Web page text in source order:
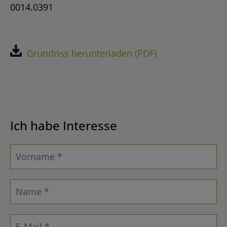
0014.0391
Grundriss herunterladen (PDF)
Ich habe Interesse